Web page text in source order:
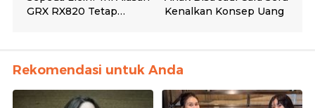
Rekomendasi untuk Anda